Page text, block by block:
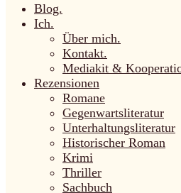
Blog.
Ich.
Über mich.
Kontakt.
Mediakit &
Rezensionen
Romane
Gegenwartsliteratur
Unterhaltungsliteratur
Historischer Roman
Krimi
Thriller
Sachbuch